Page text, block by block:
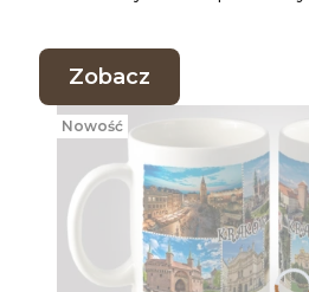
Zobacz
Nowość